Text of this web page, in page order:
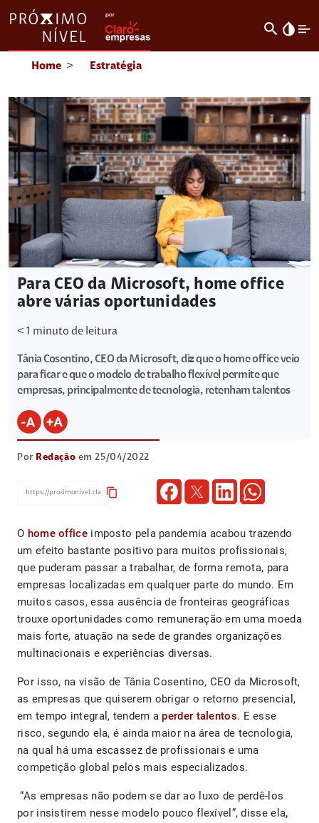
search invert_colors
Home > Estratégia
Para CEO da Microsoft, home office
abre várias oportunidades
< 1 minuto de leitura
Tânia Cosentino, CEO da Microsoft, diz que o home office veio
para ficar e que o modelo de trabalho flexível permite que
empresas, principalmente de tecnologia, retenham talentos
Por Redação em 25/04/2022
content_copy
O home officeimposto pela pandemia acabou trazendo
um efeito bastante positivo para muitos profissionais,
que puderam passar a trabalhar, de forma remota, para
empresas localizadas em qualquer parte do mundo. Em
muitos casos, essa ausência de fronteiras geográficas
trouxe oportunidades como remuneração em uma moeda
mais forte, atuação na sede de grandes organizações
multinacionais e experiências diversas.
Por isso, na visão de Tânia Cosentino, CEO da Microsoft,
as empresas que quiserem obrigar o retorno presencial,
em tempo integral, tendem aperder talentos. E esse
risco, segundo ela, é ainda maior na área de tecnologia,
na qual há uma escassez de profissionais e uma
competição global pelos mais especializados.
“As empresas não podem se dar ao luxo de perdê-los
por insistirem nesse modelo pouco flexível”, disse ela,